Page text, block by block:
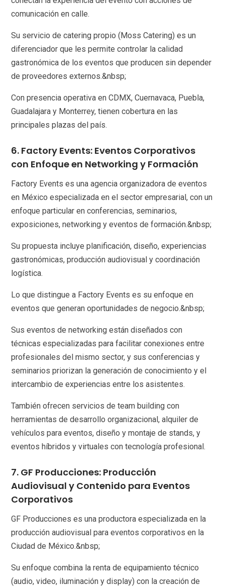
comunicación en calle.
Su servicio de catering propio (Moss Catering) es un
diferenciador que les permite controlar la calidad
gastronómica de los eventos que producen sin depender
de proveedores externos.&nbsp;
Con presencia operativa en CDMX, Cuernavaca, Puebla,
Guadalajara y Monterrey, tienen cobertura en las
principales plazas del país.
6. Factory Events: Eventos Corporativos
con Enfoque en Networking y Formación
Factory Events es una agencia organizadora de eventos
en México especializada en el sector empresarial, con un
enfoque particular en conferencias, seminarios,
exposiciones, networking y eventos de formación.&nbsp;
Su propuesta incluye planificación, diseño, experiencias
gastronómicas, producción audiovisual y coordinación
logística.
Lo que distingue a Factory Events es su enfoque en
eventos que generan oportunidades de negocio.&nbsp;
Sus eventos de networking están diseñados con
técnicas especializadas para facilitar conexiones entre
profesionales del mismo sector, y sus conferencias y
seminarios priorizan la generación de conocimiento y el
intercambio de experiencias entre los asistentes.
También ofrecen servicios de team building con
herramientas de desarrollo organizacional, alquiler de
vehículos para eventos, diseño y montaje de stands, y
eventos híbridos y virtuales con tecnología profesional.
7. GF Producciones: Producción
Audiovisual y Contenido para Eventos
Corporativos
GF Producciones es una productora especializada en la
producción audiovisual para eventos corporativos en la
Ciudad de México.&nbsp;
Su enfoque combina la renta de equipamiento técnico
(audio, video, iluminación y display) con la creación de